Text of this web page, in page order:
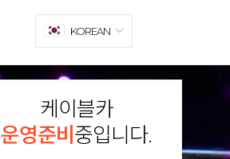
케이블카
운영준비 중입니다.
KOREAN